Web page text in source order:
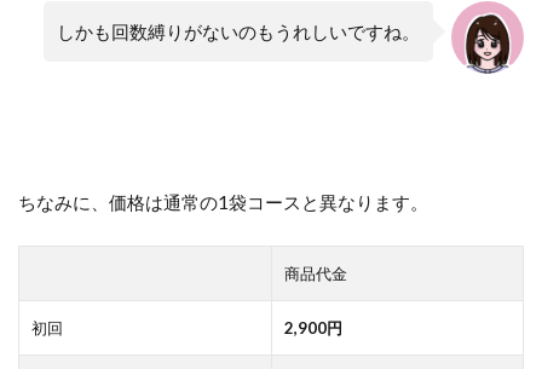
しかも回数縛りがないのもうれしいですね。
ちなみに、価格は通常の1袋コースと異なります。
商品代金
初回 2,900円